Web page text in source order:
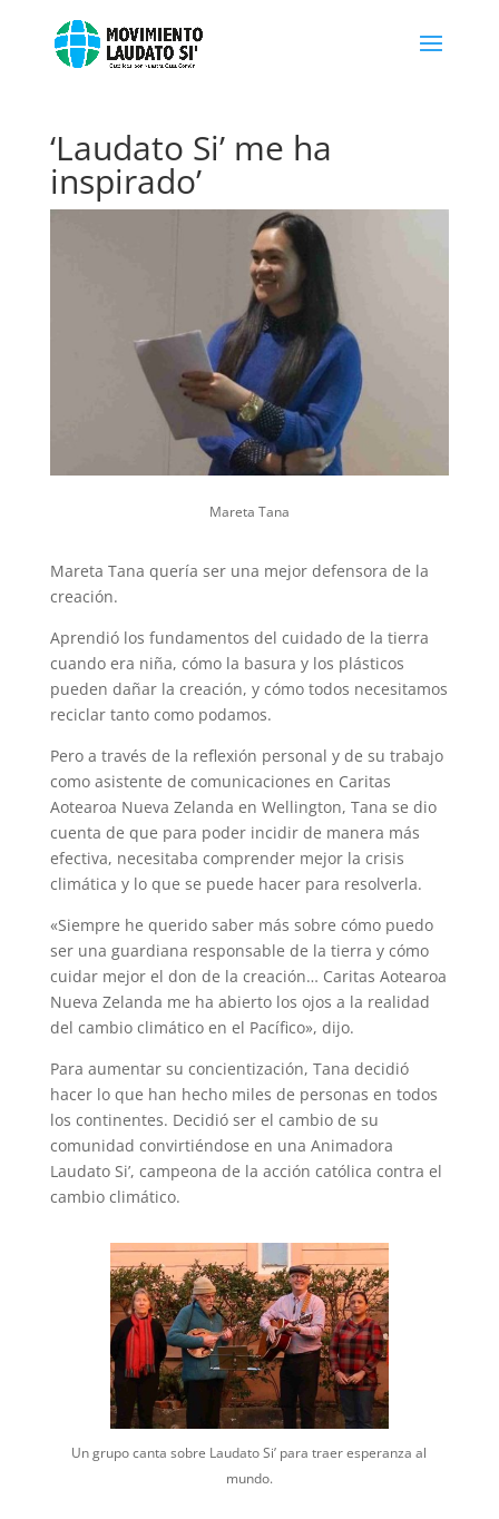
‘Laudato Si’ me ha
inspirado’
Mareta Tana
Mareta Tana quería ser una mejor defensora de la
creación.
Aprendió los fundamentos del cuidado de la tierra
cuando era niña, cómo la basura y los plásticos
pueden dañar la creación, y cómo todos necesitamos
reciclar tanto como podamos.
Pero a través de la reflexión personal y de su trabajo
como asistente de comunicaciones en Caritas
Aotearoa Nueva Zelanda en Wellington, Tana se dio
cuenta de que para poder incidir de manera más
efectiva, necesitaba comprender mejor la crisis
climática y lo que se puede hacer para resolverla.
«Siempre he querido saber más sobre cómo puedo
ser una guardiana responsable de la tierra y cómo
cuidar mejor el don de la creación… Caritas Aotearoa
Nueva Zelanda me ha abierto los ojos a la realidad
del cambio climático en el Pacífico», dijo.
Para aumentar su concientización, Tana decidió
hacer lo que han hecho miles de personas en todos
los continentes. Decidió ser el cambio de su
comunidad convirtiéndose en una Animadora
Laudato Si’, campeona de la acción católica contra el
cambio climático.
Un grupo canta sobre Laudato Si’ para traer esperanza al
mundo.